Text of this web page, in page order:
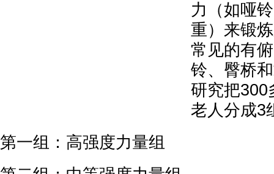
力（如哑
重）来锻
常见的有
铃、臀桥
研究把300
老人分成3
第一组：高强度力量组